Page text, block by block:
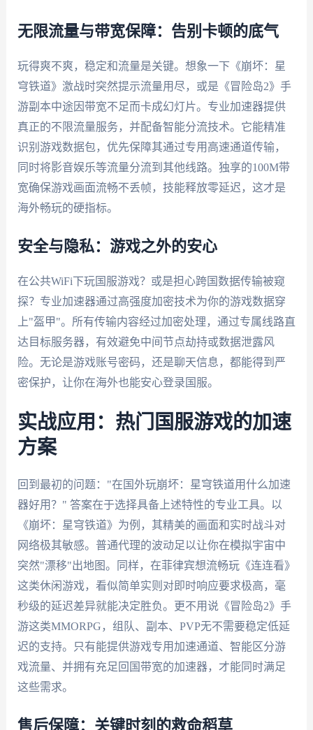
无限流量与带宽保障：告别卡顿的底气
玩得爽不爽，稳定和流量是关键。想象一下《崩坏：星
穹铁道》激战时突然提示流量用尽，或是《冒险岛2》手
游副本中途因带宽不足而卡成幻灯片。专业加速器提供
真正的不限流量服务，并配备智能分流技术。它能精准
识别游戏数据包，优先保障其通过专用高速通道传输，
同时将影音娱乐等流量分流到其他线路。独享的100M带
宽确保游戏画面流畅不丢帧，技能释放零延迟，这才是
海外畅玩的硬指标。
安全与隐私：游戏之外的安心
在公共WiFi下玩国服游戏？或是担心跨国数据传输被窥
探？专业加速器通过高强度加密技术为你的游戏数据穿
上"盔甲"。所有传输内容经过加密处理，通过专属线路直
达目标服务器，有效避免中间节点劫持或数据泄露风
险。无论是游戏账号密码，还是聊天信息，都能得到严
密保护，让你在海外也能安心登录国服。
实战应用：热门国服游戏的加速
方案
回到最初的问题："在国外玩崩坏：星穹铁道用什么加速
器好用？" 答案在于选择具备上述特性的专业工具。以
《崩坏：星穹铁道》为例，其精美的画面和实时战斗对
网络极其敏感。普通代理的波动足以让你在模拟宇宙中
突然"漂移"出地图。同样，在菲律宾想流畅玩《连连看》
这类休闲游戏，看似简单实则对即时响应要求极高，毫
秒级的延迟差异就能决定胜负。更不用说《冒险岛2》手
游这类MMORPG，组队、副本、PVP无不需要稳定低延
迟的支持。只有能提供游戏专用加速通道、智能区分游
戏流量、并拥有充足回国带宽的加速器，才能同时满足
这些需求。
售后保障：关键时刻的救命稻草